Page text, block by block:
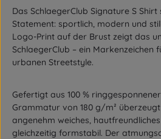
Das SchlaegerClub Signature S
Statement: sportlich, modern und
Logo-Print auf der Brust zeigt das
SchlaegerClub – ein Markenzeichen
urbanen Streetstyle.
Gefertigt aus 100 %
Grammatur von 180 g/m²
angenehm weiches,
gleichzeitig formstabil. Der